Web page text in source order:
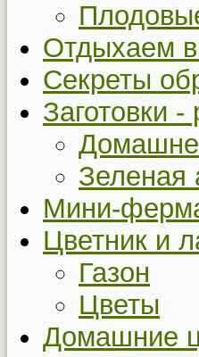
Отдыхаем
Секреты
Заготовки
Зеленая
Мини-
Цветник и
Газон
Цветы
Домашние